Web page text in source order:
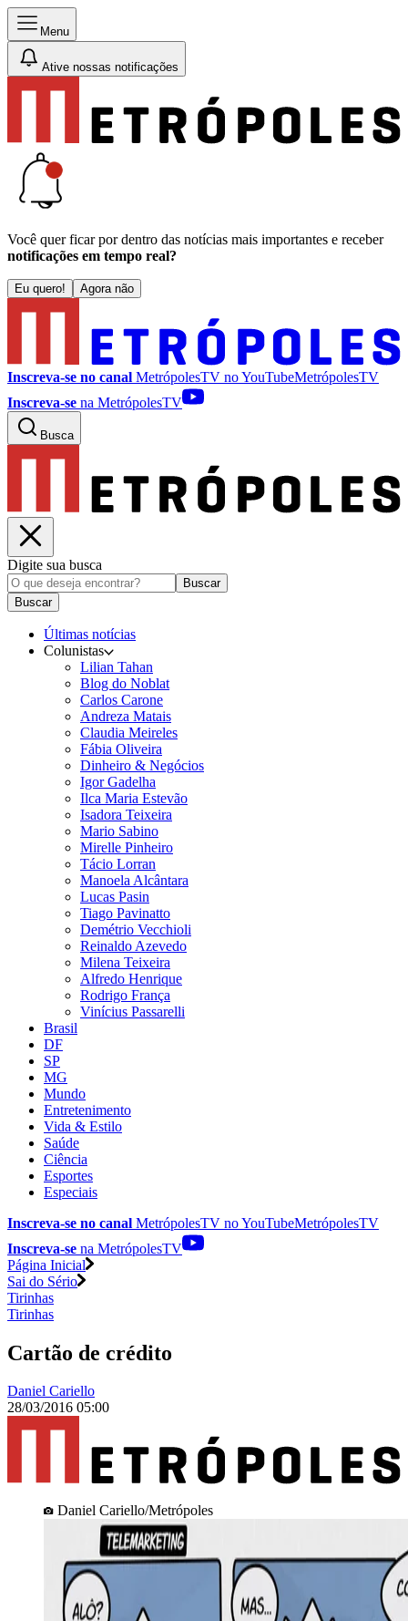
Menu
Ative nossas notificações
Você quer ficar por dentro das notícias mais importantes e receber
notificações em tempo real?
Eu quero! Agora não
Inscreva-se no canal MetrópolesTV noYouTubeMetrópolesTV
Inscreva-se na MetrópolesTV
Busca
Digite sua busca
Buscar
Buscar
Últimas notícias
Colunistas
Lilian Tahan
Blog do Noblat
Carlos Carone
Andreza Matais
Claudia Meireles
Fábia Oliveira
Dinheiro & Negócios
Igor Gadelha
Ilca Maria Estevão
Isadora Teixeira
Mario Sabino
Mirelle Pinheiro
Tácio Lorran
Manoela Alcântara
Lucas Pasin
Tiago Pavinatto
Demétrio Vecchioli
Reinaldo Azevedo
Milena Teixeira
Alfredo Henrique
Rodrigo França
Vinícius Passarelli
Brasil
DF
SP
MG
Mundo
Entretenimento
Vida & Estilo
Saúde
Ciência
Esportes
Especiais
Inscreva-se no canal MetrópolesTV noYouTubeMetrópolesTV
Inscreva-se na MetrópolesTV
Página Inicial
Sai do Sério
Tirinhas
Tirinhas
Cartão de crédito
Daniel Cariello
28/03/2016 05:00
Daniel Cariello/Metrópoles